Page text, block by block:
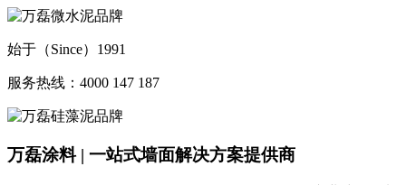
始于（Since）1991
服务热线：4000 147 187
万磊涂料 | 一站式墙面解决方案提供商